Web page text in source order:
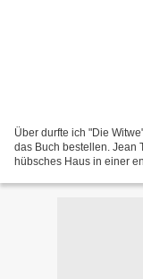
Über durfte ich "Die
das Buch bestellen. Jean
hübsches Haus in einer